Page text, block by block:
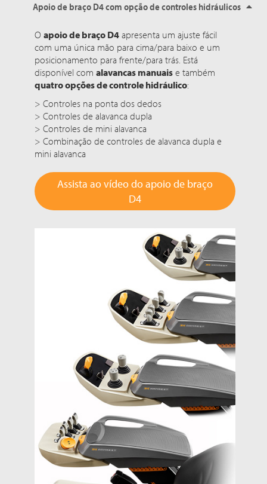
Apoio de braço D4 com opção de controles hidráulicos
O apoio de braço D4 apresenta um ajuste fácil
com uma única mão para cima/para baixo e um
posicionamento para frente/para trás. Está
disponível com alavancas manuais e também
quatro opções de controle hidráulico:
> Controles na ponta dos dedos
> Controles de alavanca dupla
> Controles de mini alavanca
> Combinação de controles de alavanca dupla e
mini alavanca
Assista ao vídeo do apoio de braço
D4